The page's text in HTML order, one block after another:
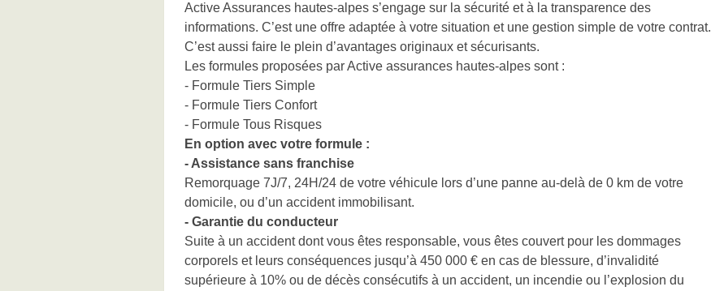
Active Assurances hautes-alpes s’engage sur la sécurité et à la transparence des
informations. C’est une offre adaptée à votre situation et une gestion simple de votre contrat.
C’est aussi faire le plein d’avantages originaux et sécurisants.
Les formules proposées par Active assurances hautes-alpes sont :
- Formule Tiers Simple
- Formule Tiers Confort
- Formule Tous Risques
En option avec votre formule :
- Assistance sans franchise
Remorquage 7J/7, 24H/24 de votre véhicule lors d’une panne au-delà de 0 km de votre
domicile, ou d’un accident immobilisant.
- Garantie du conducteur
Suite à un accident dont vous êtes responsable, vous êtes couvert pour les dommages
corporels et leurs conséquences jusqu’à 450 000 € en cas de blessure, d’invalidité
supérieure à 10% ou de décès consécutifs à un accident, un incendie ou l’explosion du